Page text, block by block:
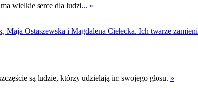
wielkie serce dla ludzi... »
są ludzie, którzy udzielają im swojego głosu. »